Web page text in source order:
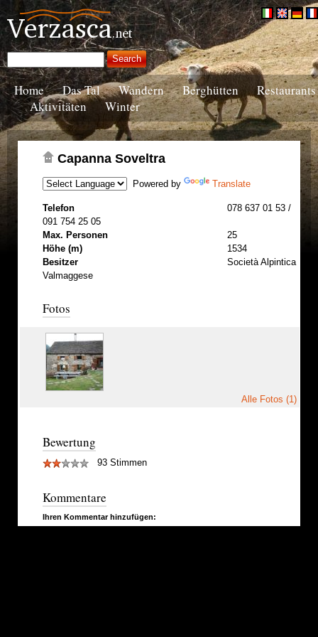
Home Das Tal Wandern Berghütten
Restaurants
Aktivitäten
Winter
Capanna Soveltra
Powered by Translate
Telefon
078 637 01 53 /
091 754 25 05
Max. Personen
25
Höhe (m)
1534
Besitzer
Società Alpintica
Valmaggese
Fotos
Alle Fotos (1)
Bewertung
93 Stimmen
Kommentare
Ihren Kommentar hinzufügen: